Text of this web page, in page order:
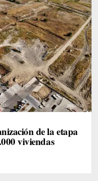
de la etapa
viviendas